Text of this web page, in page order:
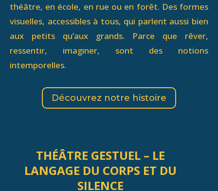
théâtre, en école, en rue ou en forêt. Des formes
visuelles, accessibles à tous, qui parlent aussi bien
aux petits qu’aux grands. Parce que rêver,
ressentir, imaginer, sont des notions
intemporelles.
Découvrez notre histoire
THÉÂTRE GESTUEL – LE
LANGAGE DU CORPS ET DU
SILENCE